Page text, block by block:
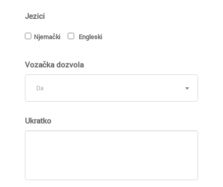
Jezici
Njemački Engleski
Vozačka dozvola
Da
Ukratko